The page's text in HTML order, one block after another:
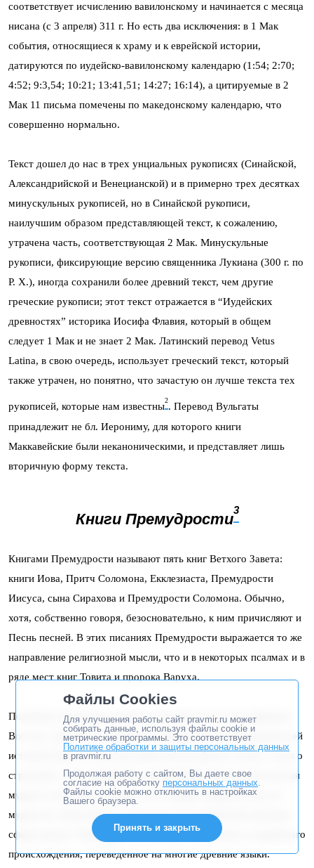
соответствует исчислению вавилонскому и начинается с месяца
нисана (с 3 апреля) 311 г. Но есть два исключения: в 1 Мак
события, относящиеся к храму и к еврейской истории,
датируются по иудейско-вавилонскому календарю (1:54; 2:70;
4:52; 9:3,54; 10:21; 13:41,51; 14:27; 16:14), а цитируемые в 2
Мак 11 письма помечены по македонскому календарю, что
совершенно нормально.
Текст дошел до нас в трех унциальных рукописях (Синайской,
Александрийской и Венецианской) и в примерно трех десятках
минускульных рукописей, но в Синайской рукописи,
наилучшим образом представляющей текст, к сожалению,
утрачена часть, соответствующая 2 Мак. Минускульные
рукописи, фиксирующие версию священника Лукиана (300 г. по
Р. Х.), иногда сохранили более древний текст, чем другие
греческие рукописи; этот текст отражается в “Иудейских
древностях” историка Иосифа Флавия, который в общем
следует 1 Мак и не знает 2 Мак. Латинский перевод Vetus
Latina, в свою очередь, использует греческий текст, который
также утрачен, но понятно, что зачастую он лучше текста тех
рукописей, которые нам известны
2
. Перевод Вульгаты
принадлежит не бл. Иерониму, для которого книги
Маккавейские были неканоническими, и представляет лишь
вторичную форму текста.
Книги Премудрости
3
Книгами Премудрости называют пять книг Ветхого Завета:
книги Иова, Притч Соломона, Екклезиаста, Премудрости
Иисуса, сына Сирахова и Премудрости Соломона. Обычно,
хотя, собственно говоря, безосновательно, к ним причисляют и
Песнь песней. В этих писаниях Премудрости выражается то же
направление религиозной мысли, что и в некоторых псалмах и в
ряде мест книг Товита и пророка Варуха.
Подобная литература мудрости процветала на всем Древнем
Востоке. Трактаты о мудрости создавались на протяжении всей
истории Египта. В Месопотамии писали притчи, басни, стихи о
страдании, сопоставляемые с книгой Иова. Эта месопотамская
мудрость достигла Ханаана: в Рас Шамре найдены тексты о
мудрости, написанные по-аккадски. Из арамейской языковой
сферы вышла “Премудрость Ахикара”, сочинение ассирийского
происхождения, переведенное на многие древние языки.
Файлы Cookies
Для улучшения работы сайт pravmir.ru может
собирать данные, используя файлы cookie и
метрические программы. Это соответствует
Политике обработки и защиты персональных данных
в pravmir.ru
Продолжая работу с сайтом, Вы даете свое
согласие на обработку персональных данных.
Файлы cookie можно отключить в настройках
Вашего браузера.
Принять и закрыть